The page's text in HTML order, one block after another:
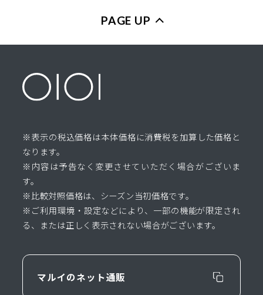
PAGE UP
※表示の税込価格は本体価格に消費税を加算した価格と
なります。
※内容は予告なく変更させていただく場合がございま
す。
※比較対照価格は、シーズン当初価格です。
※ご利用環境・設定などにより、一部の機能が限定され
る、または正しく表示されない場合がございます。
マルイのネット通販